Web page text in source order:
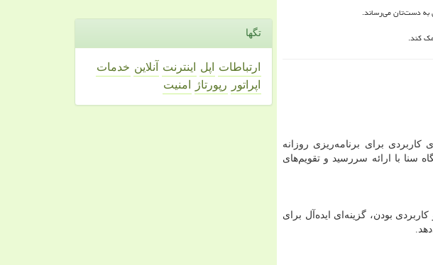
به دست‌تان می‌رساند.
کند.
کاربردی برای برنامه‌ریزی روزانه
سنا با ارائه سررسید و تقویم‌های
بودن، گزینه‌ای ایده‌آل برای
تگها
ارتباطات اپل اینترنت آنلاین خدمات
اپراتور
رپورتاژ امنیت